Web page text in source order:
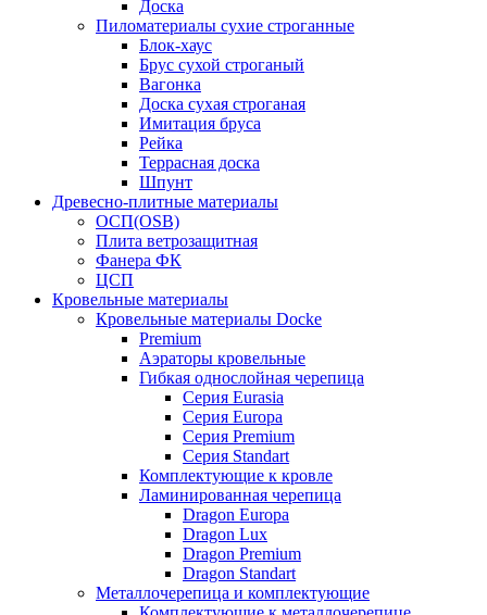
Доска
Пиломатериалы сухие строганные
Блок-хаус
Брус сухой строганый
Вагонка
Доска сухая строганая
Имитация бруса
Рейка
Террасная доска
Шпунт
Древесно-плитные материалы
ОСП(OSB)
Плита ветрозащитная
Фанера ФК
ЦСП
Кровельные материалы
Кровельные материалы Docke
Premium
Аэраторы кровельные
Гибкая однослойная черепица
Серия Eurasia
Серия Europa
Серия Premium
Серия Standart
Комплектующие к кровле
Ламинированная черепица
Dragon Europa
Dragon Lux
Dragon Premium
Dragon Standart
Металлочерепица и комплектующие